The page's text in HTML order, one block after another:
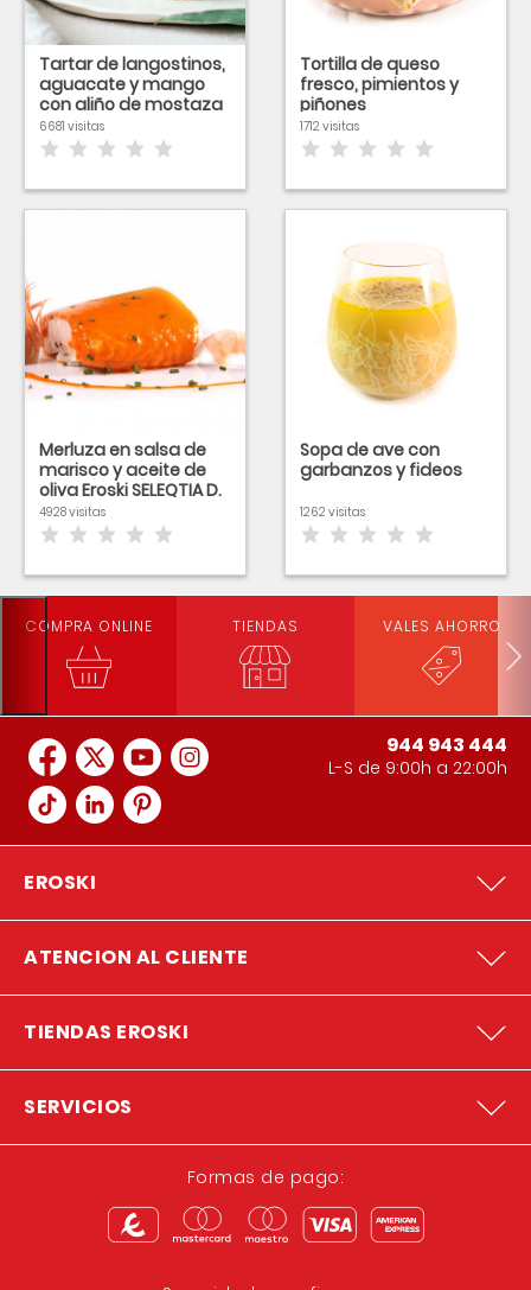
Tartar de langostinos,
aguacate y mango
con aliño de mostaza
6681 visitas
Tortilla de queso
fresco, pimientos y
piñones
1712 visitas
Merluza en salsa de
marisco y aceite de
oliva Eroski SELEQTIA D.
O Siurana
4928 visitas
Sopa de ave con
garbanzos y fideos
1262 visitas
COMPRA ONLINE TIENDAS VALES AHORRO
944 943 444
L-S de 9:00h a 22:00h
EROSKI
ATENCION AL CLIENTE
TIENDAS EROSKI
SERVICIOS
Formas de pago: